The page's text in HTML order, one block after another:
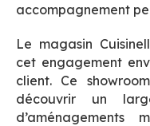
accompagnement
Le magasin
cet engagement
client. Ce
découvrir un
d’aménagements